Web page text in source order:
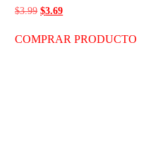
$3.99 $3.69
COMPRAR PRODUCTO